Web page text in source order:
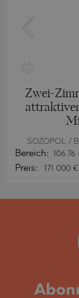
Zwei-
SOZOPOL /
Bereich: 106.76
Preis: 171 000